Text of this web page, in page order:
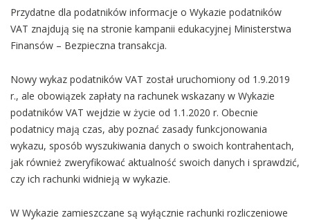
Przydatne dla podatników informacje o Wykazie podatników
VAT znajdują się na stronie kampanii edukacyjnej Ministerstwa
Finansów – Bezpieczna transakcja.
Nowy wykaz podatników VAT został uruchomiony od 1.9.2019
r., ale obowiązek zapłaty na rachunek wskazany w Wykazie
podatników VAT wejdzie w życie od 1.1.2020 r. Obecnie
podatnicy mają czas, aby poznać zasady funkcjonowania
wykazu, sposób wyszukiwania danych o swoich kontrahentach,
jak również zweryfikować aktualność swoich danych i sprawdzić,
czy ich rachunki widnieją w wykazie.
W Wykazie zamieszczane są wyłącznie rachunki rozliczeniowe